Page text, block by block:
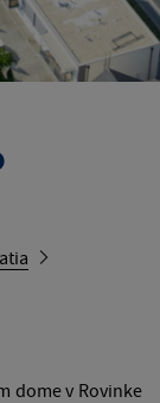
dome v Rovinke